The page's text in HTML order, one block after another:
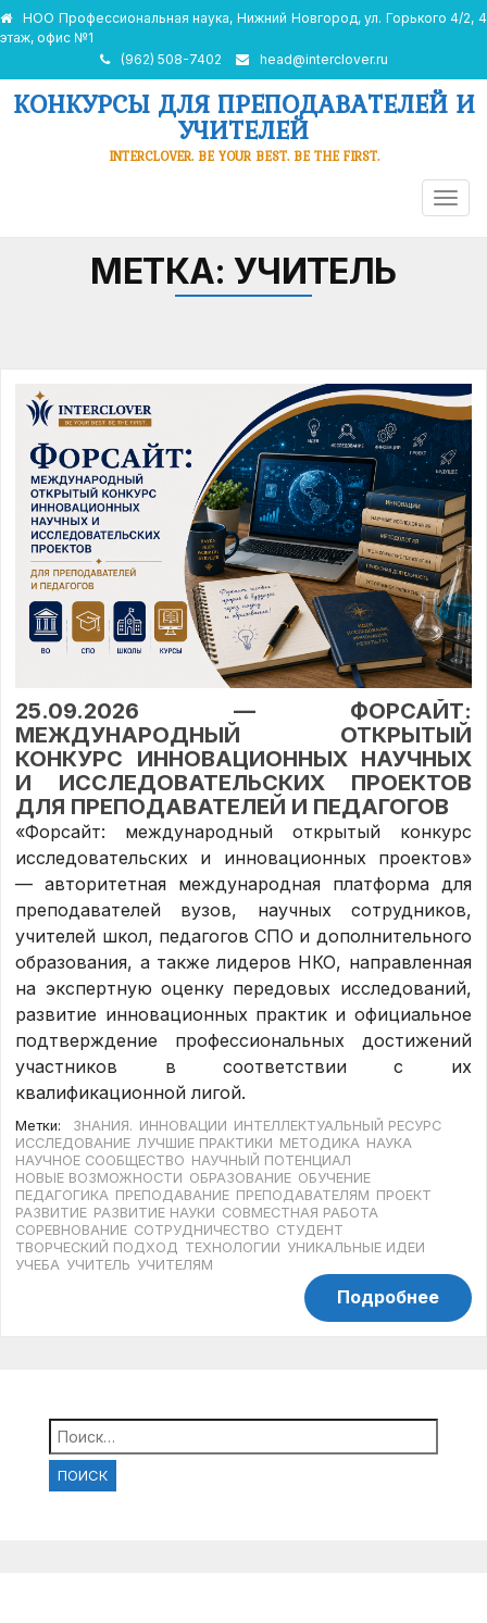
НОО Профессиональная наука, Нижний Новгород, ул. Горького 4/2, 4
этаж, офис №1
(962) 508-7402
head@interclover.ru
КОНКУРСЫ ДЛЯ ПРЕПОДАВАТЕЛЕЙ И
УЧИТЕЛЕЙ
INTERCLOVER. BE YOUR BEST. BE THE FIRST.
МЕТКА: УЧИТЕЛЬ
25.09.2026 — ФОРСАЙТ:
МЕЖДУНАРОДНЫЙ ОТКРЫТЫЙ
КОНКУРС ИННОВАЦИОННЫХ НАУЧНЫХ
И ИССЛЕДОВАТЕЛЬСКИХ ПРОЕКТОВ
ДЛЯ ПРЕПОДАВАТЕЛЕЙ И ПЕДАГОГОВ
«Форсайт: международный открытый конкурс
исследовательских и инновационных проектов»
— авторитетная международная платформа для
преподавателей вузов, научных сотрудников,
учителей школ, педагогов СПО и дополнительного
образования, а также лидеров НКО, направленная
на экспертную оценку передовых исследований,
развитие инновационных практик и официальное
подтверждение профессиональных достижений
участников в соответствии с их
квалификационной лигой.
Метки: ЗНАНИЯ. ИННОВАЦИИ ИНТЕЛЛЕКТУАЛЬНЫЙ РЕСУРС
ИССЛЕДОВАНИЕ ЛУЧШИЕ ПРАКТИКИ МЕТОДИКА НАУКА
НАУЧНОЕ СООБЩЕСТВО НАУЧНЫЙ ПОТЕНЦИАЛ
НОВЫЕ ВОЗМОЖНОСТИ ОБРАЗОВАНИЕ ОБУЧЕНИЕ
ПЕДАГОГИКА ПРЕПОДАВАНИЕ ПРЕПОДАВАТЕЛЯМ ПРОЕКТ
РАЗВИТИЕ РАЗВИТИЕ НАУКИ СОВМЕСТНАЯ РАБОТА
СОРЕВНОВАНИЕ СОТРУДНИЧЕСТВО СТУДЕНТ
ТВОРЧЕСКИЙ ПОДХОД ТЕХНОЛОГИИ УНИКАЛЬНЫЕ ИДЕИ
УЧЕБА УЧИТЕЛЬ УЧИТЕЛЯМ
Подробнее
Найти: